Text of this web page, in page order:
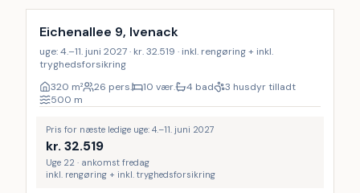
Eichenallee 9, Ivenack
uge: 4.–11. juni 2027 · kr. 32.519 · inkl. rengøring + inkl.
tryghedsforsikring
320 m² 26 pers. 10 vær. 4 bad
3 husdyr tilladt
500 m
Pris for næste ledige uge: 4.–11. juni 2027
kr. 32.519
Uge 22 · ankomst fredag
inkl. rengøring + inkl. tryghedsforsikring